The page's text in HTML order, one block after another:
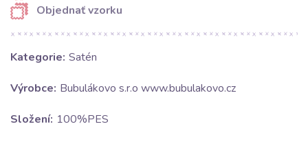
Objednať vzorku
Kategorie: Satén
Výrobce: Bubulákovo s.r.o www.bubulakovo.cz
Složení: 100%PES